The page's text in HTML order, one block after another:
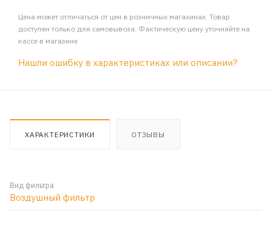
Цена может отличаться от цен в розничных магазинах. Товар
доступен только для самовывоза. Фактическую цену уточняйте на
кассе в магазине
Нашли ошибку в характеристиках или описании?
ХАРАКТЕРИСТИКИ ОТЗЫВЫ
Вид фильтра
Воздушный фильтр